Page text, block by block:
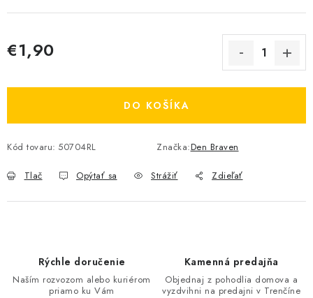
€1,90
DO KOŠÍKA
Kód tovaru: 50704RL Značka:Den Braven
Tlač Opýtať sa Strážiť Zdieľať
Rýchle doručenie
Naším rozvozom alebo kuriérom
priamo ku Vám
Kamenná predajňa
Objednaj z pohodlia domova a
vyzdvihni na predajni v Trenčíne